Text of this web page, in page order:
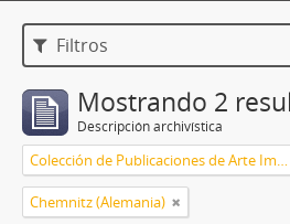
Filtros
Mostrando 2
Descripción archivística
Colección de Publicaciones de Arte Impreso
Chemnitz (Alemania)